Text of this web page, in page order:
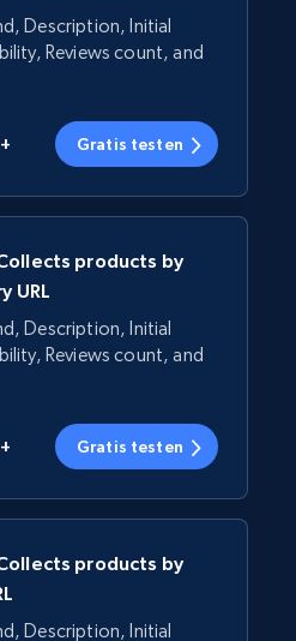
Description, Initial
Reviews count, and
Gratis testen
products by
URL
Description, Initial
Reviews count, and
Gratis testen
products by
Description, Initial